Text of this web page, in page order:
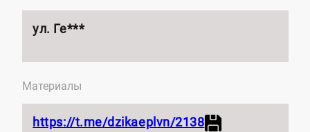
ул. Ге***
Материалы
https://t.me/dzikaeplvn/2138